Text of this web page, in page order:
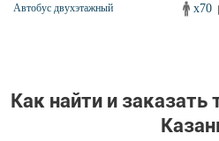
Автобус двухэтажный x70
Как найти и